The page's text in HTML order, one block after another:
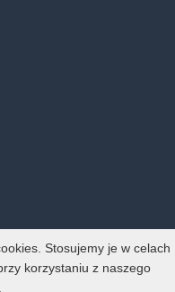
Stosujemy je w celach
korzystaniu z naszego